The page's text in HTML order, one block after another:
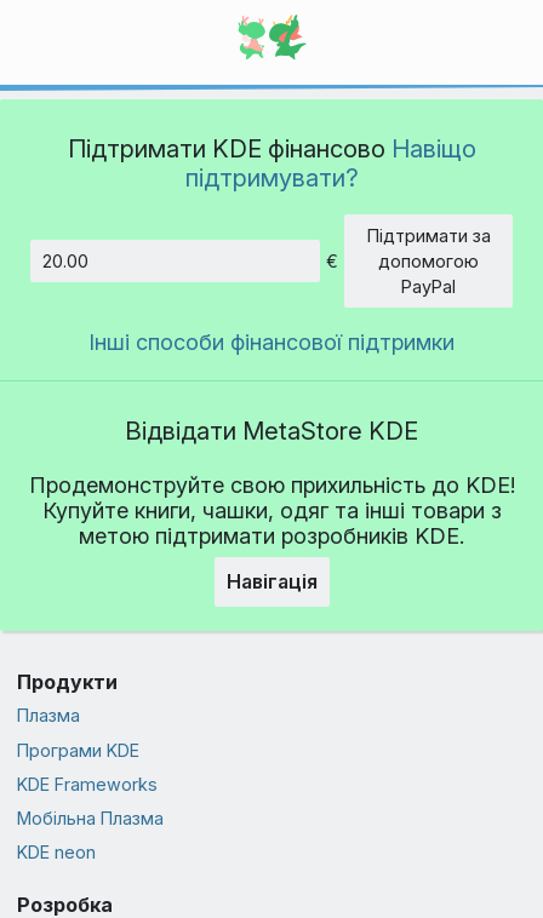
Підтримати KDE фінансово Навіщо
підтримувати?
€
Підтримати за
допомогою
PayPal
Інші способи фінансової підтримки
Відвідати MetaStore KDE
Продемонструйте свою прихильність до KDE!
Купуйте книги, чашки, одяг та інші товари з
метою підтримати розробників KDE.
Навігація
Продукти
Плазма
Програми KDE
KDE Frameworks
Мобільна Плазма
KDE neon
Розробка